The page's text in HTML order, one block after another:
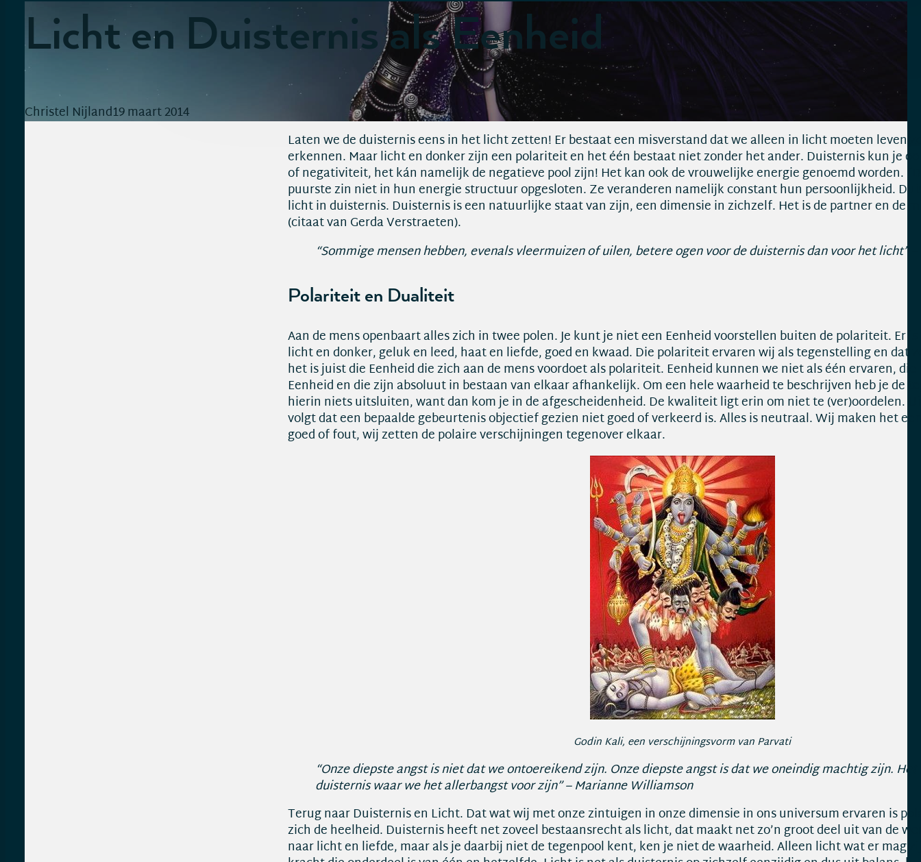
Licht en Duisternis als Eenheid
Christel Nijland19 maart 2014
Laten we de duisternis eens in het licht zetten! Er bestaat een misverstand dat we alleen in licht moeten leven
erkennen. Maar licht en donker zijn een polariteit en het één bestaat niet zonder het ander. Duisternis kun je
of negativiteit, het kán namelijk de negatieve pool zijn! Het kan ook de vrouwelijke energie genoemd worden.
puurste zin niet in hun energie structuur opgesloten. Ze veranderen namelijk constant hun persoonlijkheid.
licht in duisternis. Duisternis is een natuurlijke staat van zijn, een dimensie in zichzelf. Het is de partner en de
(citaat van Gerda Verstraeten).
“Sommige mensen hebben, evenals vleermuizen of uilen, betere ogen voor de duisternis dan voor het licht”
Polariteit en Dualiteit
Aan de mens openbaart alles zich in twee polen. Je kunt je niet een Eenheid voorstellen buiten de polariteit. Er
licht en donker, geluk en leed, haat en liefde, goed en kwaad. Die polariteit ervaren wij als tegenstelling en dat
het is juist die Eenheid die zich aan de mens voordoet als polariteit. Eenheid kunnen we niet als één ervaren,
Eenheid en die zijn absoluut in bestaan van elkaar afhankelijk. Om een hele waarheid te beschrijven heb je de
hierin niets uitsluiten, want dan kom je in de afgescheidenheid. De kwaliteit ligt erin om niet te (ver)oordelen.
volgt dat een bepaalde gebeurtenis objectief gezien niet goed of verkeerd is. Alles is neutraal. Wij maken het
goed of fout, wij zetten de polaire verschijningen tegenover elkaar.
Godin Kali, een verschijningsvorm van Parvati
“Onze diepste angst is niet dat we ontoereikend zijn. Onze diepste angst is dat we oneindig machtig zijn.
duisternis waar we het allerbangst voor zijn” – Marianne Williamson
Terug naar Duisternis en Licht. Dat wat wij met onze zintuigen in onze dimensie in ons universum ervaren is
zich de heelheid. Duisternis heeft net zoveel bestaansrecht als licht, dat maakt net zo’n groot deel uit van de
naar licht en liefde, maar als je daarbij niet de tegenpool kent, ken je niet de waarheid. Alleen licht wat er mag